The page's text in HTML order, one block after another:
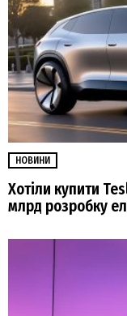
НОВИНИ
Хотіли купити
млрд розробку